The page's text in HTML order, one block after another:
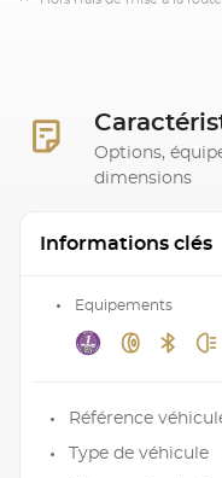
Options,
dimensions
Informations clés
Equipements
Référence
Type de véhicule